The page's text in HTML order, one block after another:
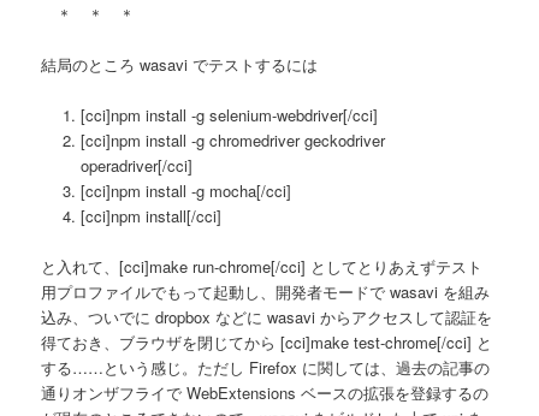
＊ ＊ ＊
結局のところ wasavi でテストするには
[cci]npm install -g selenium-webdriver[/cci]
[cci]npm install -g chromedriver geckodriver
operadriver[/cci]
[cci]npm install -g mocha[/cci]
[cci]npm install[/cci]
と入れて、[cci]make run-chrome[/cci] としてとりあえずテスト
用プロファイルでもって起動し、開発者モードで wasavi を組み
込み、ついでに dropbox などに wasavi からアクセスして認証を
得ておき、ブラウザを閉じてから [cci]make test-chrome[/cci] と
する……という感じ。ただし Firefox に関しては、過去の記事の
通りオンザフライで WebExtensions ベースの拡張を登録するの